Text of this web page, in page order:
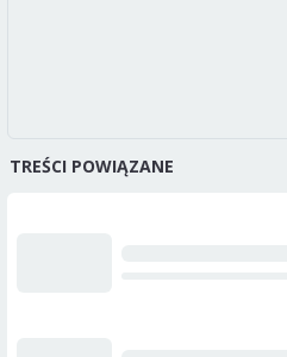
TREŚCI POWIĄZANE